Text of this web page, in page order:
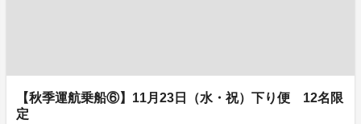
【秋季運航乗船⑥】11月23日（水・祝）下り便 12名限
定